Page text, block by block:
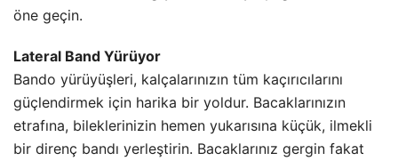
öne geçin.
Lateral Band Yürüyor
Bando yürüyüşleri, kalçalarınızın tüm kaçırıcılarını
güçlendirmek için harika bir yoldur. Bacaklarınızın
etrafına, bileklerinizin hemen yukarısına küçük, ilmekli
bir direnç bandı yerleştirin. Bacaklarınız gergin fakat